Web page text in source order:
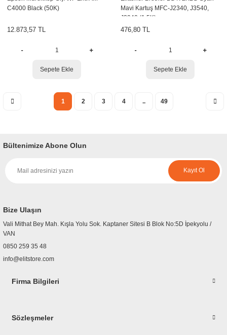
C4000 Black (50K)
12.873,57 TL
Sepete Ekle
Mavi Kartuş MFC-J2340, J3540,
J3940 (1.5K)
476,80 TL
Sepete Ekle
1 2 3 4 .. 49
Bültenimize Abone Olun
Kayıt Ol
Bize Ulaşın
Vali Mithat Bey Mah. Kışla Yolu Sok. Kaptaner Sitesi B Blok No:5D İpekyolu /
VAN
0850 259 35 48
info@elitstore.com
Firma Bilgileri
Sözleşmeler